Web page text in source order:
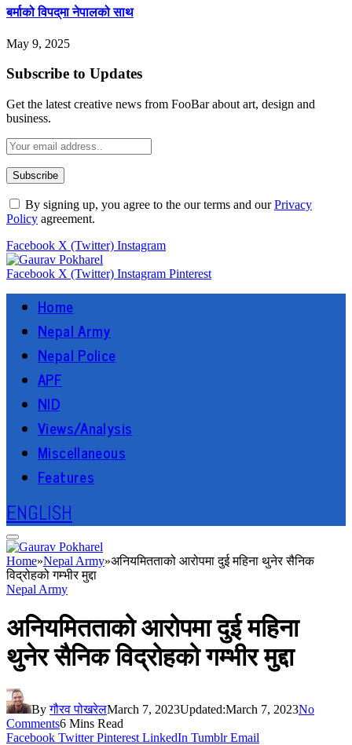
बर्माको विपद्‌मा नेपालको साथ
May 9, 2025
Subscribe to Updates
Get the latest creative news from FooBar about art, design and
business.
By signing up, you agree to the our terms and ourPrivacy
Policy agreement.
Facebook X (Twitter) Instagram
Facebook X (Twitter) Instagram Pinterest
Home
Nepal Army
Nepal Police
APF
NID
Views/Analysis
Miscellaneous
Features
ENGLISH
Home»Nepal Army»अनियमितताको आरोपमा दुई महिना थुनेर सैनिक
विद्रोहको गम्भीर मुद्दा
Nepal Army
अनियमितताको आरोपमा दुई महिना
थुनेर सैनिक विद्रोहको गम्भीर मुद्दा
By गौरव पोखरेलMarch 7, 2023Updated:March 7, 2023No
Comments6 Mins Read
Facebook Twitter Pinterest LinkedIn Tumblr Email